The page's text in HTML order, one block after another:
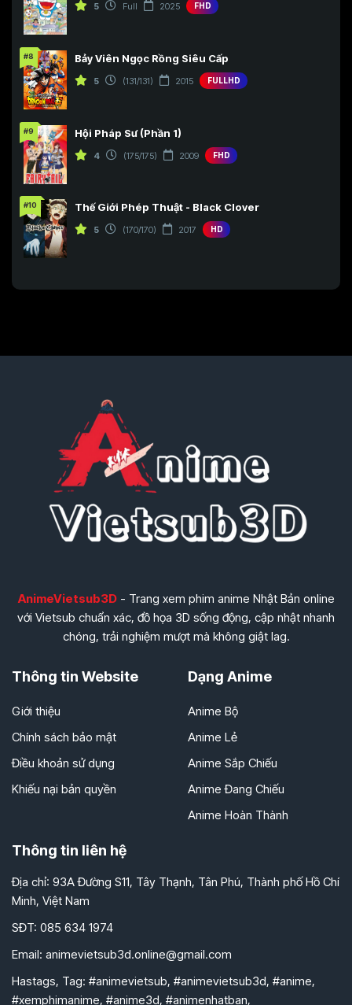
5 Full 2025 FHD
#8 Bảy Viên Ngọc Rồng Siêu Cấp
5 (131/131) 2015 FULLHD
#9 Hội Pháp Sư (Phần 1)
4 (175/175) 2009 FHD
#10 Thế Giới Phép Thuật - Black Clover
5 (170/170) 2017 HD
AnimeVietsub3D- Trang xem phim anime Nhật Bản online
với Vietsub chuẩn xác, đồ họa 3D sống động, cập nhật nhanh
chóng, trải nghiệm mượt mà không giật lag.
Thông tin Website
Giới thiệu
Chính sách bảo mật
Điều khoản sử dụng
Khiếu nại bản quyền
Dạng Anime
Anime Bộ
Anime Lẻ
Anime Sắp Chiếu
Anime Đang Chiếu
Anime Hoàn Thành
Thông tin liên hệ
Địa chỉ: 93A Đường S11, Tây Thạnh, Tân Phú, Thành phố Hồ Chí
Minh, Việt Nam
SĐT: 085 634 1974
Email: animevietsub3d.online@gmail.com
Hastags, Tag: #animevietsub, #animevietsub3d, #anime,
#xemphimanime, #anime3d, #animenhatban,